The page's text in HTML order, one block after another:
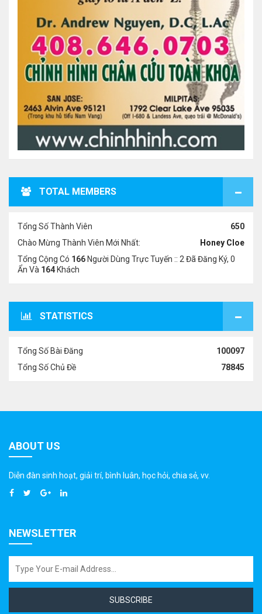
TOTAL MEMBERS
Tổng Số Thành Viên
650
Chào Mừng Thành Viên Mới Nhất:
Honey Cloe
Tổng Cộng Có 166 Người Dùng Trực Tuyến :: 2 Đã Đăng Ký, 0
Ẩn Và 164 Khách
STATISTICS
Tổng Số Bài Đăng
100097
Tổng Số Chủ Đề
78845
ABOUT US
Diễn đàn sinh hoạt, giải trí, bình luân, học hỏi, chia sẻ, vv.
NEWSLETTER
SUBSCRIBE